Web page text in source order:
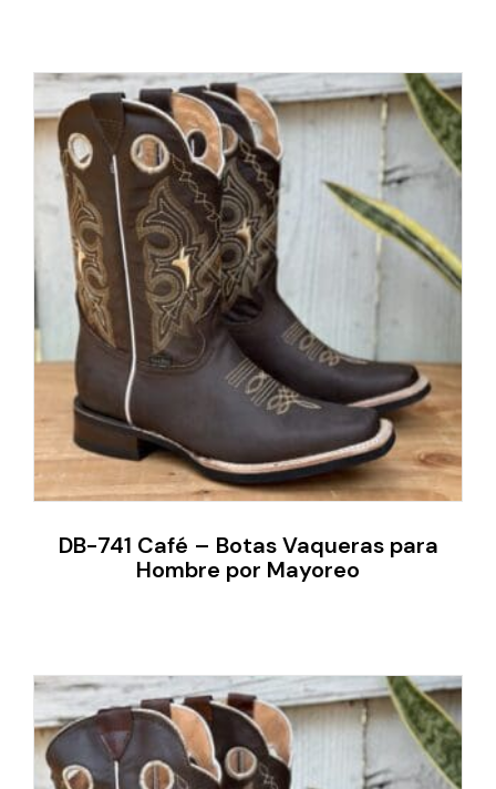
DB-741 Café – Botas Vaqueras para
Hombre por Mayoreo